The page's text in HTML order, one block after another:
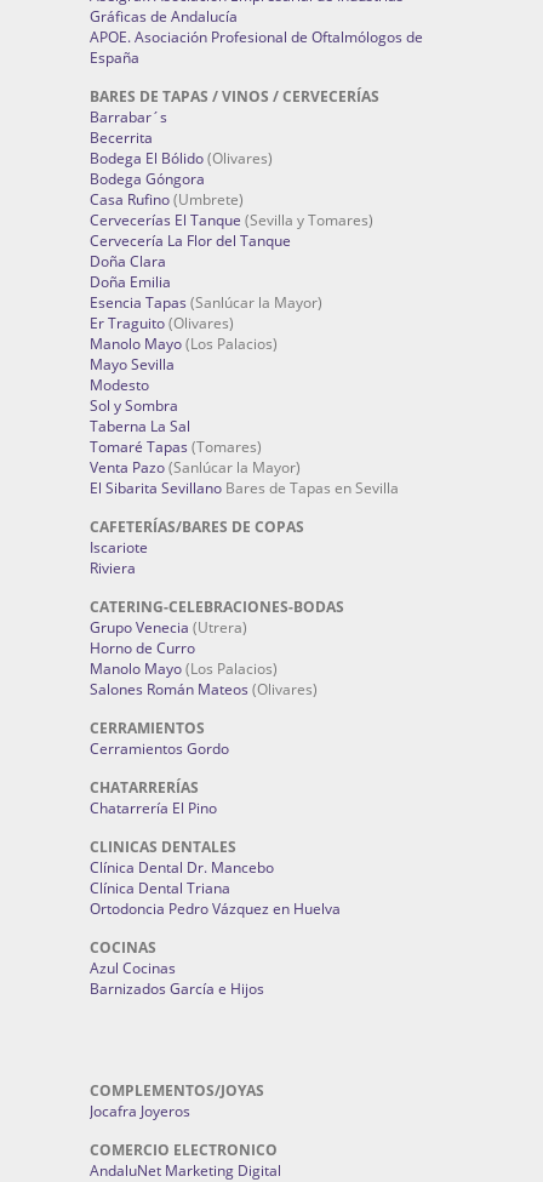
Gráficas de Andalucía
APOE. Asociación Profesional de Oftalmólogos de
España
BARES DE TAPAS / VINOS / CERVECERÍAS
Barrabar´s
Becerrita
Bodega El Bólido(Olivares)
Bodega Góngora
Casa Rufino(Umbrete)
Cervecerías El Tanque (Sevilla y Tomares)
Cervecería La Flor del Tanque
Doña Clara
Doña Emilia
Esencia Tapas (Sanlúcar la Mayor)
Er Traguito(Olivares)
Manolo Mayo(Los Palacios)
Mayo Sevilla
Modesto
Sol y Sombra
Taberna La Sal
Tomaré Tapas (Tomares)
Venta Pazo(Sanlúcar la Mayor)
El Sibarita Sevillano Bares de Tapas en Sevilla
CAFETERÍAS/BARES DE COPAS
Iscariote
Riviera
CATERING-CELEBRACIONES-BODAS
Grupo Venecia (Utrera)
Horno de Curro
Manolo Mayo(Los Palacios)
Salones Román Mateos (Olivares)
CERRAMIENTOS
Cerramientos Gordo
CHATARRERÍAS
Chatarrería El Pino
CLINICAS DENTALES
Clínica Dental Dr. Mancebo
Clínica Dental Triana
Ortodoncia Pedro Vázquez en Huelva
COCINAS
Azul Cocinas
Barnizados García e Hijos
COMPLEMENTOS/JOYAS
Jocafra Joyeros
COMERCIO ELECTRONICO
AndaluNet Marketing Digital